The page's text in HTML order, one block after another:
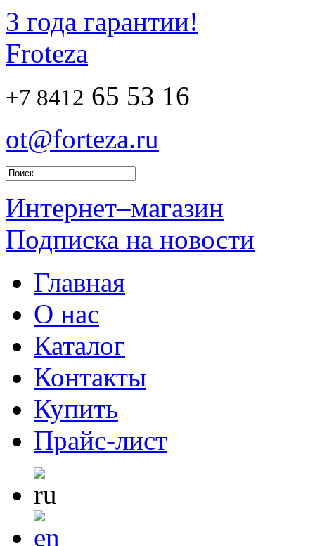
3 года гарантии!
Froteza
+7 8412 65 53 16
ot@forteza.ru
Интернет–магазин
Подписка на новости
Главная
О нас
Каталог
Контакты
Купить
Прайс-лист